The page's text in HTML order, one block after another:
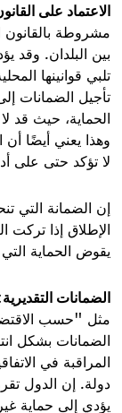
الاعتماد على
مشروطة بالقانون
بين البلدان. ​​وقد
تلبي قوانينها
الحماية، حيث قد لا
وهذا يعني أيضًا أن
لا تؤكد حتى على
إن الضمانة التي
الإطلاق إذا تركت
يقوض الحماية
الضمانات التقديرية
مثل "حسب
الضمانات بشكل
المراقبة في
دولة. إن الدول
يؤدي إلى حماية